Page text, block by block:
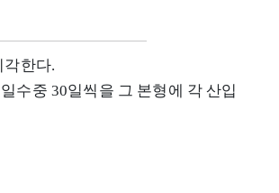
각한다.
수중 30일씩을 그 본형에 각 산입